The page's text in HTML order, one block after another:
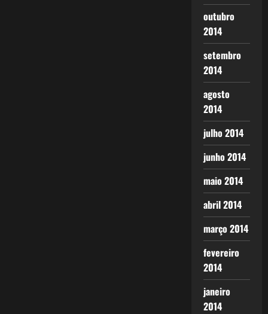
outubro
2014
setembro
2014
agosto
2014
julho 2014
junho 2014
maio 2014
abril 2014
março 2014
fevereiro
2014
janeiro
2014